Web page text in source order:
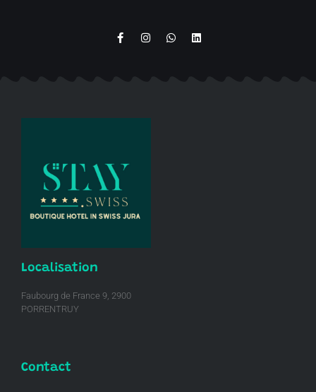
Localisation
Faubourg de France 9, 2900
PORRENTRUY
Contact